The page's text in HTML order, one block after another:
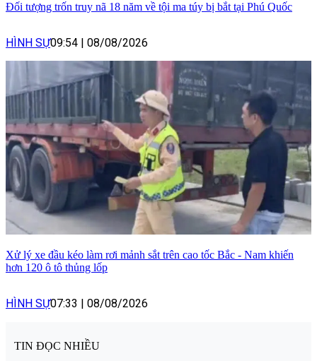
Đối tượng trốn truy nã 18 năm về tội ma túy bị bắt tại Phú Quốc
HÌNH SỰ09:54 08/08/2026
Xử lý xe đầu kéo làm rơi mảnh sắt trên cao tốc Bắc - Nam khiến
hơn 120 ô tô thủng lốp
HÌNH SỰ07:33 | 08/08/2026
TIN ĐỌC NHIỀU